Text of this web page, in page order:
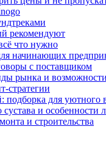
рекомендуют
что нужно
начинающих
с поставщиком
рынка и возможности
стратегии
подборка для уютного
и особенности
и строительства